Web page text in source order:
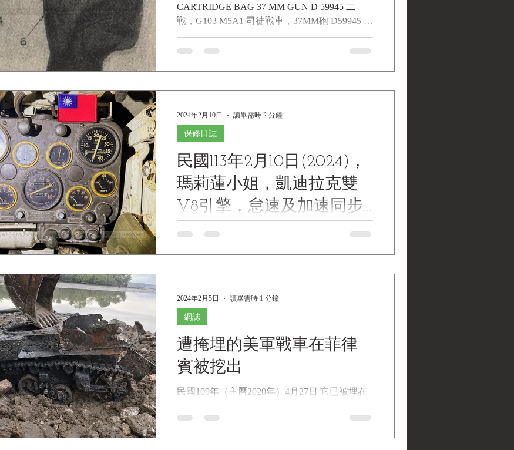
博物館館藏》
CARTRIDGE BAG 37 MM GUN D 59945 二
戰，G103 M5A1 司徒戰車，37MM砲 D59945 帆
布彈殼收集袋《Black Water Museum
Collections...
民國113年2月10日(2024)，
瑪莉蓮小姐，凱迪拉克雙
V8引擎，怠速及加速同步
校正紀錄
民國113年2月10日(2024)，瑪莉蓮小姐 (M5A1
年2月10日(2024)，瑪莉蓮小姐 (M5A1 STUART
保修日誌
2024年2月10日 讀畢需時 2 分鐘
遭掩埋的美軍戰車在菲律
賓被挖出
民國109年（主曆2020年）4月27日 它已被埋在
土裡75年之久，如今一輛沒入菲律賓河流裡的
的戰車已經被找到了。 這輛M5A1 司徒輕戰車
網誌
2024年2月5日 讀畢需時 1 分鐘